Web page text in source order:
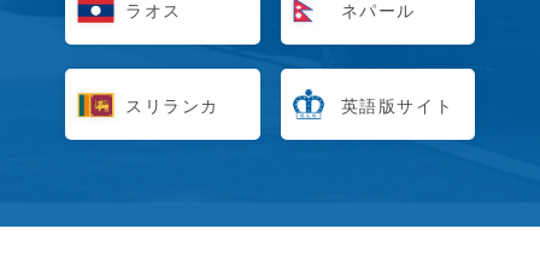
ラオス ネパール
スリランカ 英語版サイト